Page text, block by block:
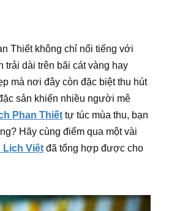
Thiết không chỉ nổi tiếng với
trải dài trên bãi cát vàng hay
mà nơi đây còn đặc biệt thu hút
sản khiến nhiều người mê
Phan Thiết tự túc mùa thu, bạn
Hãy cùng điểm qua một vài
Lịch Việt đã tổng hợp được cho